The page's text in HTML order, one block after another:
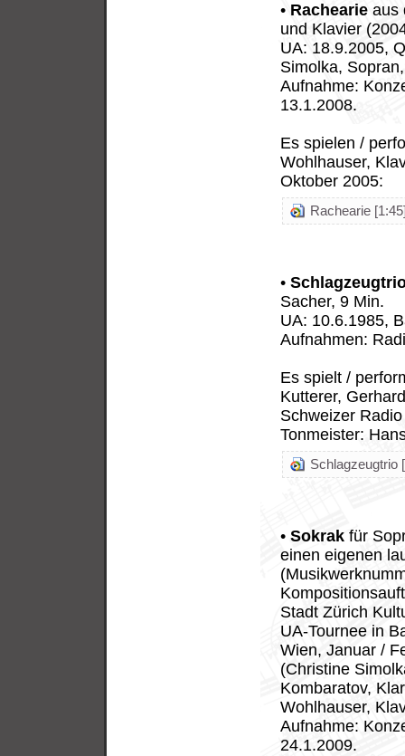
• Rachearie aus
und Klavier
UA: 18.9.2005,
Simolka,
Aufnahme:
13.1.2008.
Es spielen /
Wohlhauser,
Oktober 2005:
Rachearie
•
Sacher, 9 Min.
UA: 10.6.1985,
Aufnahmen:
Es spielt /
Kutterer,
Schweizer
Tonmeister:
Schlagzeugtrio
•Sokrak für
einen eigenen
Stadt Zürich
UA-Tournee in
Wien, Januar /
(Christine
Kombaratov,
Wohlhauser,
Aufnahme:
24.1.2009.